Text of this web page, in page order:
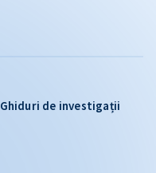
Ghiduri de investigații